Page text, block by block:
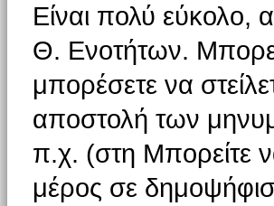
Είναι πολύ εύκολο,
Θ. Ενοτήτων.
μπορέσετε να
αποστολή των
π.χ. (στη Μπορείτε
μέρος σε